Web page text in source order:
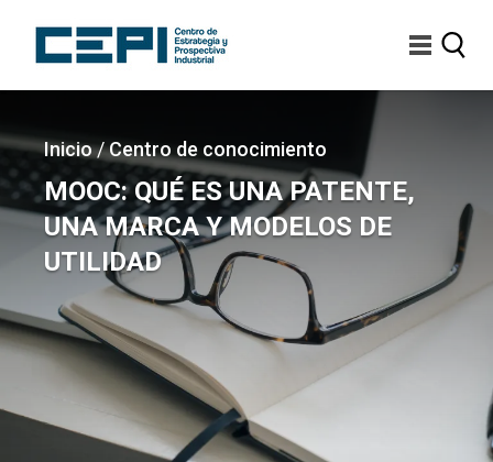
contenido
principal
Sobrescribir
enlaces
de
ayuda
a
navegación
Inicio/Centro de conocimiento
MOOC: QUÉ ES UNA PATENTE,
UNA MARCA Y MODELOS DE
UTILIDAD